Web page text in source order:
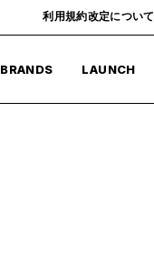
利用規約改定について
BRANDS LAUNCH